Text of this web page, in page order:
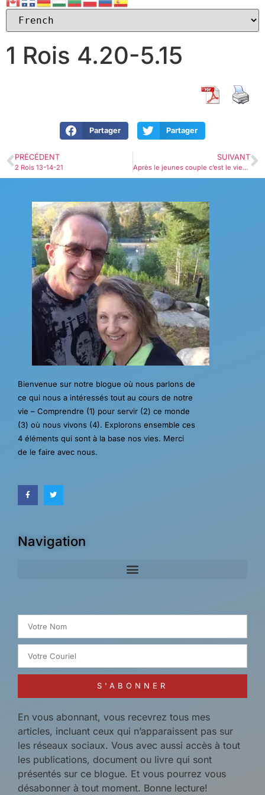
1 Rois 4.20-5.15
Partager Partager
PRÉCÉDENT
2 Rois 13-14-21
SUIVANT
Après le jeunes couple c’est le vieu couple / After the young couple it is the old couple!
Bienvenue sur notre blogue où nous parlons de
ce qui nous a intéressés tout au cours de notre
vie – Comprendre (1) pour servir (2) ce monde
(3) où nous vivons (4). Explorons ensemble ces
4 éléments qui sont à la base nos vies. Merci
de le faire avec nous.
Navigation
S'ABONNER
En vous abonnant, vous recevrez tous mes
articles, incluant ceux qui n’apparaissent pas sur
les réseaux sociaux. Vous avec aussi accès à tout
les publications, document ou livre qui sont
présentés sur ce blogue. Et vous pourrez vous
désabonner à tout moment. Bonne lecture!